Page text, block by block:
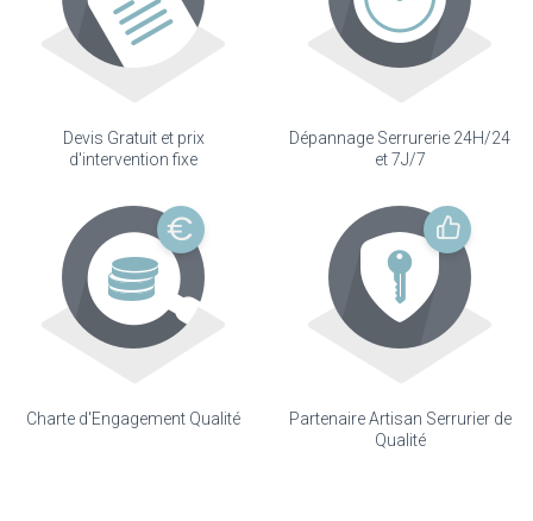
Devis Gratuit et prix
d'intervention fixe
Dépannage Serrurerie 24H/24
et 7J/7
Charte d'Engagement Qualité
Partenaire Artisan Serrurier de
Qualité